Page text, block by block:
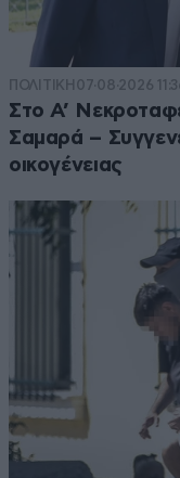
ΠΟΛΙΤΙΚΗ 07·08·2026
Στο Α’
Σαμαρά –
οικογένειας